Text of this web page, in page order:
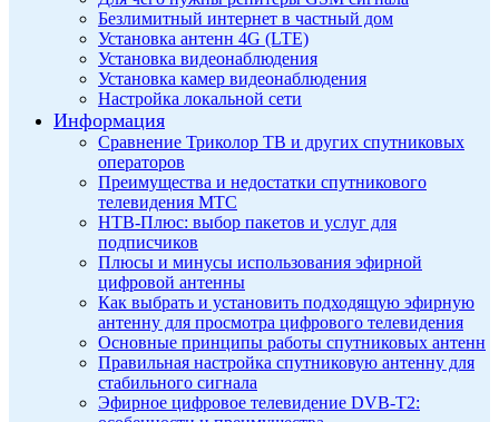
Безлимитный интернет в частный дом
Установка антенн 4G (LTE)
Установка видеонаблюдения
Установка камер видеонаблюдения
Настройка локальной сети
Информация
Сравнение Триколор ТВ и других спутниковых
операторов
Преимущества и недостатки спутникового
телевидения МТС
НТВ-Плюс: выбор пакетов и услуг для
подписчиков
Плюсы и минусы использования эфирной
цифровой антенны
Как выбрать и установить подходящую эфирную
антенну для просмотра цифрового телевидения
Основные принципы работы спутниковых антенн
Правильная настройка спутниковую антенну для
стабильного сигнала
Эфирное цифровое телевидение DVB-T2: